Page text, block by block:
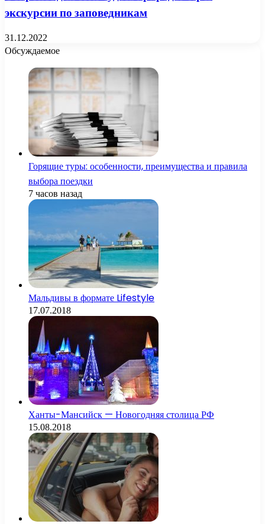
экскурсии по заповедникам
31.12.2022
Обсуждаемое
Горящие туры: особенности, преимущества и правила
выбора поездки
7 часов назад
Мальдивы в формате Lifestyle
17.07.2018
Ханты-Мансийск — Новогодняя столица РФ
15.08.2018